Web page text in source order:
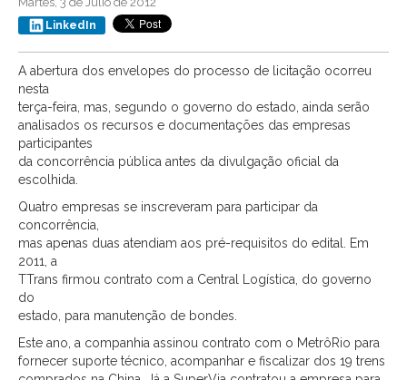
LinkedIn
A abertura dos envelopes do processo de licitação ocorreu
nesta
terça-feira, mas, segundo o governo do estado, ainda serão
analisados os recursos e documentações das empresas
participantes
da concorrência pública antes da divulgação oficial da
escolhida.
Quatro empresas se inscreveram para participar da
concorrência,
mas apenas duas atendiam aos pré-requisitos do edital. Em
2011, a
TTrans firmou contrato com a Central Logística, do governo
do
estado, para manutenção de bondes.
Este ano, a companhia assinou contrato com o MetrôRio para
fornecer suporte técnico, acompanhar e fiscalizar dos 19 trens